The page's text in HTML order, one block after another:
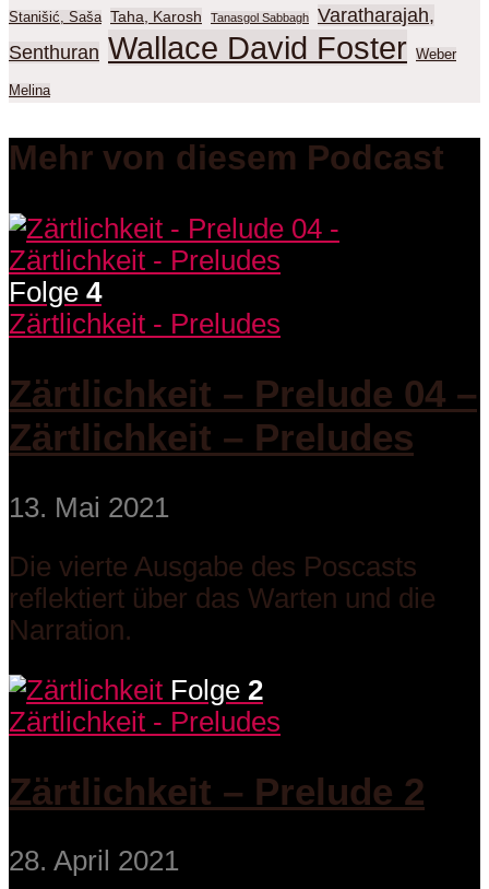
Stanišić, Saša Taha, Karosh Tanasgol Sabbagh
Varatharajah,
Senthuran Wallace David Foster Weber
Melina
Mehr von diesem Podcast
Folge 4
Zärtlichkeit - Preludes
Zärtlichkeit – Prelude 04 –
Zärtlichkeit – Preludes
13. Mai 2021
Die vierte Ausgabe des Poscasts
reflektiert über das Warten und die
Narration.
Folge 2
Zärtlichkeit - Preludes
Zärtlichkeit – Prelude 2
28. April 2021